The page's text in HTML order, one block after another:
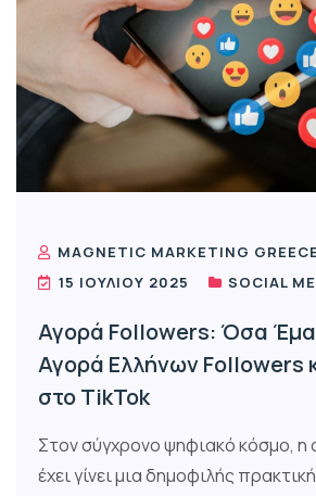
MAGNETIC MARKETING
15 ΙΟΥΛΊΟΥ 2025
SOCIAL
Αγορά Followers: Όσα
Αγορά Ελλήνων Followers
στο TikTok
Στον σύγχρονο ψηφιακό κόσμο,
έχει γίνει μια δημοφιλής